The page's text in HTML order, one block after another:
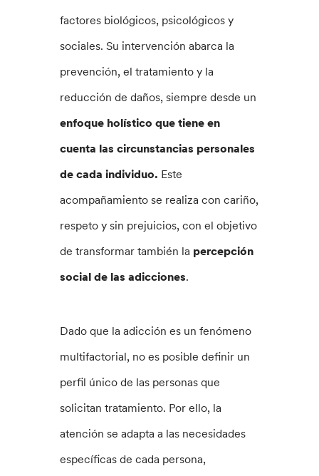
factores biológicos, psicológicos y
sociales. Su intervención abarca la
prevención, el tratamiento y la
reducción de daños, siempre desde un
enfoque holístico que tiene en
cuenta las circunstancias personales
de cada individuo. Este
acompañamiento se realiza con cariño,
respeto y sin prejuicios, con el objetivo
de transformar también la percepción
social de las adicciones.
Dado que la adicción es un fenómeno
multifactorial, no es posible definir un
perfil único de las personas que
solicitan tratamiento. Por ello, la
atención se adapta a las necesidades
específicas de cada persona,